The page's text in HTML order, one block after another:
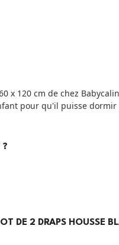
x 120 cm de chez
pour qu'il puisse dormir
?
DE 2 DRAPS HOUSSE